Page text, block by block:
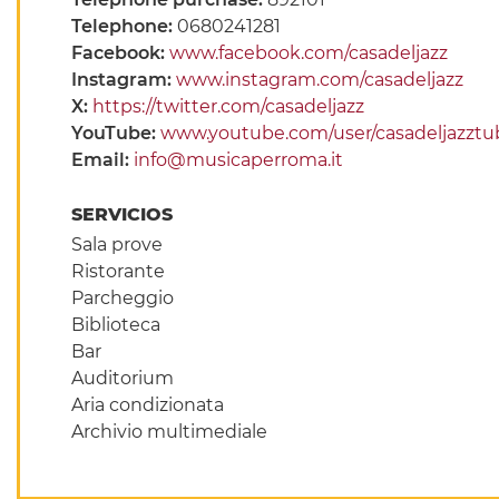
Telephone: 0680241281
Facebook: www.facebook.com/casadeljazz
Instagram: www.instagram.com/casadeljazz
X: https://twitter.com/casadeljazz
YouTube: www.youtube.com/user/
Email: info@musicaperroma.it
SERVICIOS
Sala prove
Ristorante
Parcheggio
Biblioteca
Bar
Auditorium
Aria condizionata
Archivio multimediale